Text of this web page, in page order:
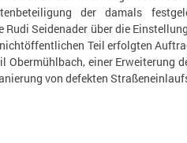
der damals
Seidenader über die
Teil erfolgten
einer Erweiterung
von defekten